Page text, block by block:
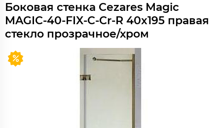
Боковая стенка Cezares Magic
MAGIC-40-FIX-C-Cr-R 40x195 правая
стекло прозрачное/хром